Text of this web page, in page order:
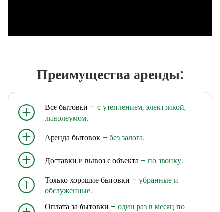
Преимущества аренды:
Все бытовки – с утеплением, электрикой,
линолеумом.
Аренда бытовок – без залога.
Доставки и вывоз с объекта – по звонку.
Только хорошие бытовки – убранные и
обслуженные.
Оплата за бытовки – один раз в месяц по